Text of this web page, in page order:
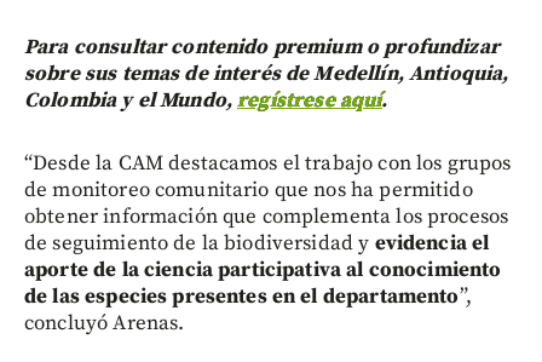
Para consultar contenido premium o profundizar
sobre sus temas de interés de Medellín, Antioquia,
Colombia y el Mundo,regístrese aquí.
“Desde la CAM destacamos el trabajo con los grupos
de monitoreo comunitario que nos ha permitido
obtener información que complementa los procesos
de seguimiento de la biodiversidad y evidencia el
aporte de la ciencia participativa al conocimiento
de las especies presentes en el departamento”,
concluyó Arenas.